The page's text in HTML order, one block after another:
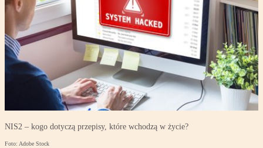
NIS2 – kogo dotyczą przepisy, które wchodzą w życie?
Foto: Adobe Stock